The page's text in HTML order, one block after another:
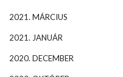
2021. MÁRCIUS
2021. JANUÁR
2020. DECEMBER